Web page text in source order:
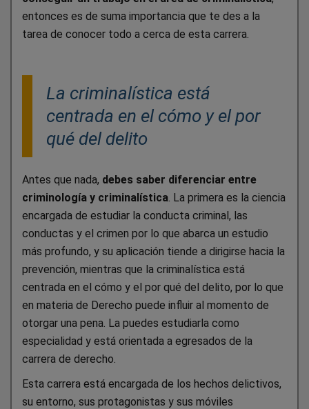
entonces es de suma importancia que te des a la
tarea de conocer todo a cerca de esta carrera.
La criminalística está
centrada en el cómo y el por
qué del delito
Antes que nada, debes saber diferenciar entre
criminología y criminalística . La primera es la ciencia
encargada de estudiar la conducta criminal, las
conductas y el crimen por lo que abarca un estudio
más profundo, y su aplicación tiende a dirigirse hacia la
prevención, mientras que la criminalística está
centrada en el cómo y el por qué del delito, por lo que
en materia de Derecho puede influir al momento de
otorgar una pena. La puedes estudiarla como
especialidad y está orientada a egresados de la
carrera de derecho.
Esta carrera está encargada de los hechos delictivos,
su entorno, sus protagonistas y sus móviles